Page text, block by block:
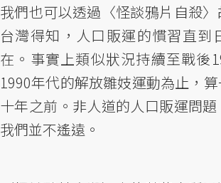
我們也可以透過〈怪談鴉片自殺
台灣得知，人口販運的慣習直到
在。事實上類似狀況持續至戰後
1990年代的解放雛妓運動為止，
十年之前。非人道的人口販運問
我們並不遙遠。